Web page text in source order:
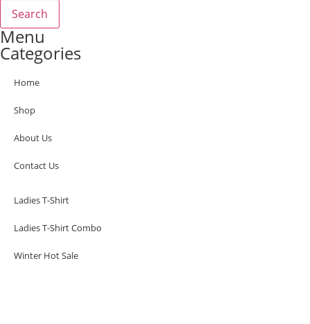
Search
Menu
Categories
Home
Shop
About Us
Contact Us
Ladies T-Shirt
Ladies T-Shirt Combo
Winter Hot Sale